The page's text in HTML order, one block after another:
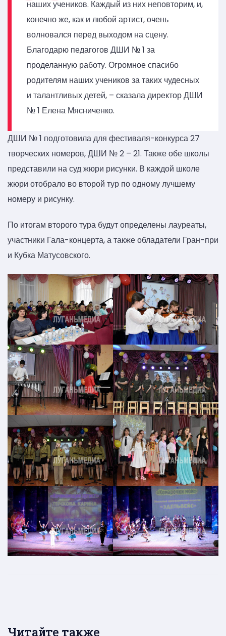
наших учеников. Каждый из них неповторим, и,
конечно же, как и любой артист, очень
волновался перед выходом на сцену.
Благодарю педагогов ДШИ № 1 за
проделанную работу. Огромное спасибо
родителям наших учеников за таких чудесных
и талантливых детей, – сказала директор ДШИ
№ 1 Елена Мясниченко.
ДШИ № 1 подготовила для фестиваля-конкурса 27
творческих номеров, ДШИ № 2 – 21. Также обе школы
представили на суд жюри рисунки. В каждой школе
жюри отобрало во второй тур по одному лучшему
номеру и рисунку.
По итогам второго тура будут определены лауреаты,
участники Гала-концерта, а также обладатели Гран-при
и Кубка Матусовского.
Читайте также